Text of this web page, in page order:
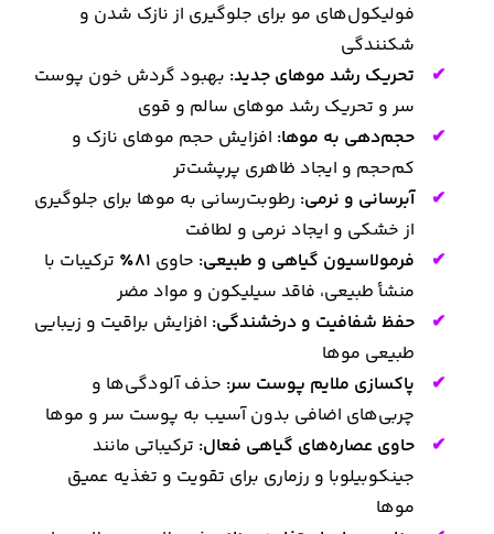
فولیکول‌های مو برای جلوگیری از نازک شدن و
شکنندگی
تحریک رشد موهای جدید: بهبود گردش خون پوست
سر و تحریک رشد موهای سالم و قوی
حجم‌دهی به موها: افزایش حجم موهای نازک و
کم‌حجم و ایجاد ظاهری پرپشت‌تر
آبرسانی و نرمی: رطوبت‌رسانی به موها برای جلوگیری
از خشکی و ایجاد نرمی و لطافت
فرمولاسیون گیاهی و طبیعی: حاوی
ترکیبات با
منشأ طبیعی، فاقد سیلیکون و مواد مضر
حفظ شفافیت و درخشندگی: افزایش براقیت و زیبایی
طبیعی موها
پاکسازی ملایم پوست سر: حذف آلودگی‌ها و
چربی‌های اضافی بدون آسیب به پوست سر و موها
حاوی عصاره‌های گیاهی فعال: ترکیباتی مانند
جینکوبیلوبا و رزماری برای تقویت و تغذیه عمیق
موها